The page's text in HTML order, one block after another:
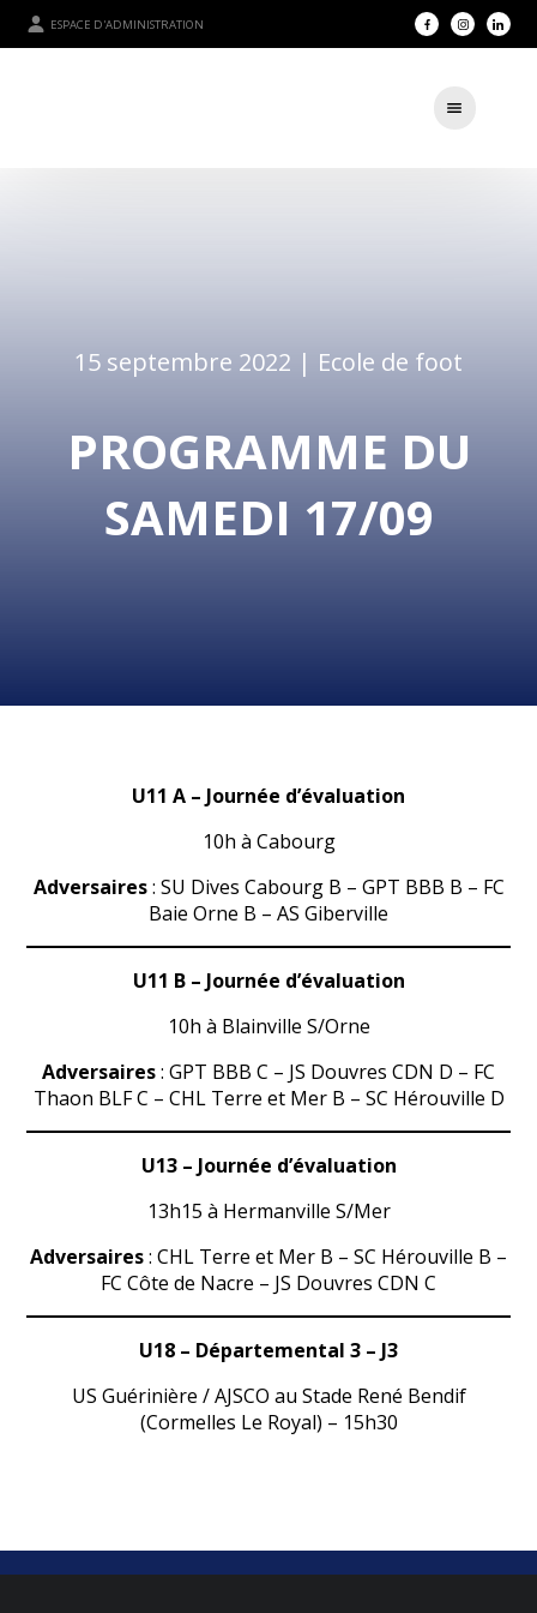
ESPACE D'ADMINISTRATION
15 septembre 2022 | Ecole de foot
PROGRAMME DU
SAMEDI 17/09
U11 A – Journée d’évaluation
10h à Cabourg
Adversaires: SU Dives Cabourg B – GPT BBB B – FC
Baie Orne B – AS Giberville
U11 B – Journée d’évaluation
10h à Blainville S/Orne
Adversaires: GPT BBB C – JS Douvres CDN D – FC
Thaon BLF C – CHL Terre et Mer B – SC Hérouville D
U13 – Journée d’évaluation
13h15 à Hermanville S/Mer
Adversaires: CHL Terre et Mer B – SC Hérouville B –
FC Côte de Nacre – JS Douvres CDN C
U18 – Départemental 3 – J3
US Guérinière / AJSCO au Stade René Bendif
(Cormelles Le Royal) – 15h30